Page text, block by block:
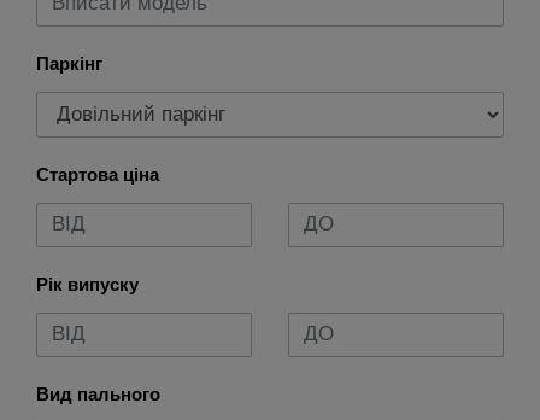
Паркінг
Стартова ціна
Рік випуску
Вид пального